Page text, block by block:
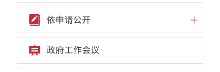
重点领域信息公开
部门单位专栏
中共开远市委办公室
依申请公开
政府工作会议